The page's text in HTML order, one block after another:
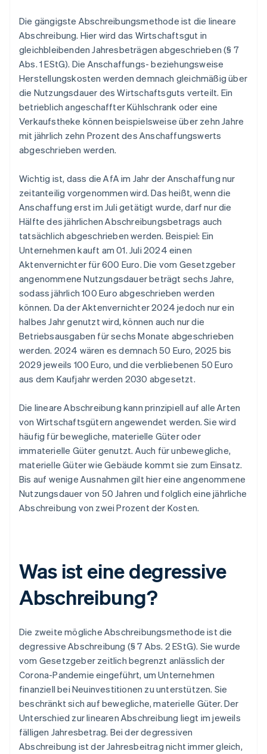
Die gängigste Abschreibungsmethode ist die lineare
Abschreibung. Hier wird das Wirtschaftsgut in
gleichbleibenden Jahresbeträgen abgeschrieben (§ 7
Abs. 1 EStG). Die Anschaffungs- beziehungsweise
Herstellungskosten werden demnach gleichmäßig über
die Nutzungsdauer des Wirtschaftsguts verteilt. Ein
betrieblich angeschaffter Kühlschrank oder eine
Verkaufstheke können beispielsweise über zehn Jahre
mit jährlich zehn Prozent des Anschaffungswerts
abgeschrieben werden.
Wichtig ist, dass die AfA im Jahr der Anschaffung nur
zeitanteilig vorgenommen wird. Das heißt, wenn die
Anschaffung erst im Juli getätigt wurde, darf nur die
Hälfte des jährlichen Abschreibungsbetrags auch
tatsächlich abgeschrieben werden. Beispiel: Ein
Unternehmen kauft am 01. Juli 2024 einen
Aktenvernichter für 600 Euro. Die vom Gesetzgeber
angenommene Nutzungsdauer beträgt sechs Jahre,
sodass jährlich 100 Euro abgeschrieben werden
können. Da der Aktenvernichter 2024 jedoch nur ein
halbes Jahr genutzt wird, können auch nur die
Betriebsausgaben für sechs Monate abgeschrieben
werden. 2024 wären es demnach 50 Euro, 2025 bis
2029 jeweils 100 Euro, und die verbliebenen 50 Euro
aus dem Kaufjahr werden 2030 abgesetzt.
Die lineare Abschreibung kann prinzipiell auf alle Arten
von Wirtschaftsgütern angewendet werden. Sie wird
häufig für bewegliche, materielle Güter oder
immaterielle Güter genutzt. Auch für unbewegliche,
materielle Güter wie Gebäude kommt sie zum Einsatz.
Bis auf wenige Ausnahmen gilt hier eine angenommene
Nutzungsdauer von 50 Jahren und folglich eine jährliche
Abschreibung von zwei Prozent der Kosten.
Was ist eine degressive
Abschreibung?
Die zweite mögliche Abschreibungsmethode ist die
degressive Abschreibung (§ 7 Abs. 2 EStG). Sie wurde
vom Gesetzgeber zeitlich begrenzt anlässlich der
Corona-Pandemie eingeführt, um Unternehmen
finanziell bei Neuinvestitionen zu unterstützen. Sie
beschränkt sich auf bewegliche, materielle Güter. Der
Unterschied zur linearen Abschreibung liegt im jeweils
fälligen Jahresbetrag. Bei der degressiven
Abschreibung ist der Jahresbeitrag nicht immer gleich,